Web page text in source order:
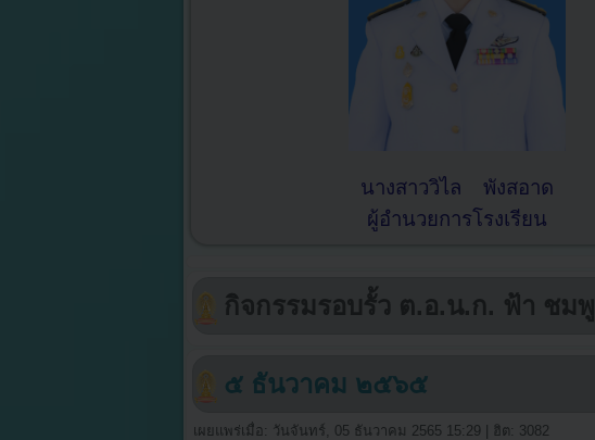
นางสาววิไล พังสอาด
ผู้อำนวยการโรงเรียน
กิจกรรมรอบรั้ว ต.อ.น.ก. ฟ้า ชมพู
๕ ธันวาคม ๒๕๖๕
เผยแพร่เมื่อ: วันจันทร์, 05 ธันวาคม 2565 15:29 | ฮิต: 3082